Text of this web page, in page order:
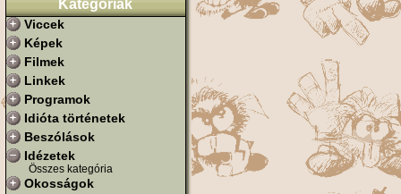
Kategóriák
Viccek
Képek
Filmek
Linkek
Programok
Idióta történetek
Beszólások
Idézetek
Összes kategória
Okosságok